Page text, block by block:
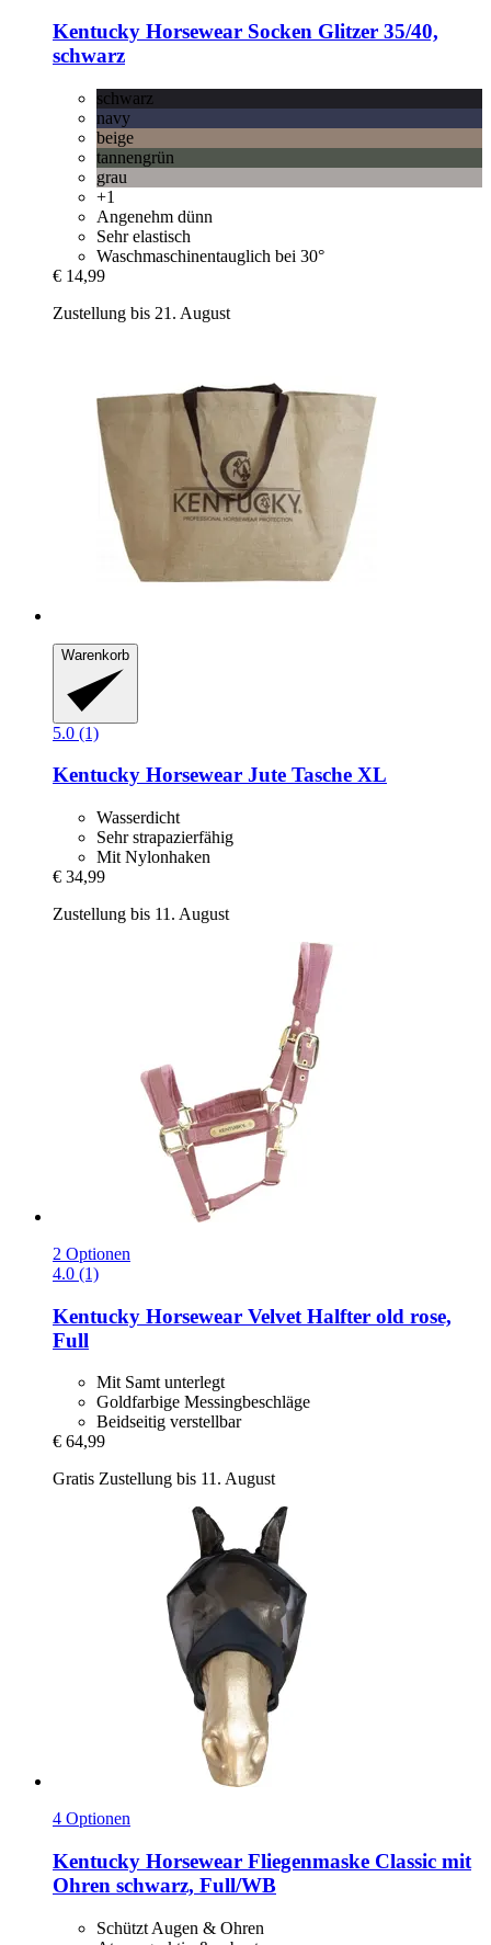
Kentucky Horsewear Socken Glitzer 35/40,
schwarz
schwarz
navy
beige
tannengrün
grau
+1
Angenehm dünn
Sehr elastisch
Waschmaschinentauglich bei 30°
€ 14,99
Zustellung bis 21. August
Warenkorb
5.0 (1)
Kentucky Horsewear Jute Tasche XL
Wasserdicht
Sehr strapazierfähig
Mit Nylonhaken
€ 34,99
Zustellung bis 11. August
2 Optionen
4.0 (1)
Kentucky Horsewear Velvet Halfter old rose,
Full
Mit Samt unterlegt
Goldfarbige Messingbeschläge
Beidseitig verstellbar
€ 64,99
Gratis Zustellung bis 11. August
4 Optionen
Kentucky Horsewear Fliegenmaske Classic mit
Ohren schwarz, Full/WB
Schützt Augen & Ohren